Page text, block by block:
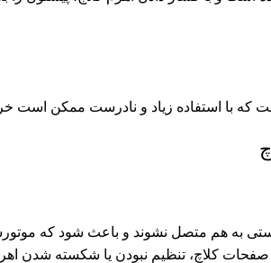
با استفاده زیاد و نادرست ممکن است
به هم متصل نشوند و باعث شود که
کلاچ، تنظیم نبودن یا شکسته شدن